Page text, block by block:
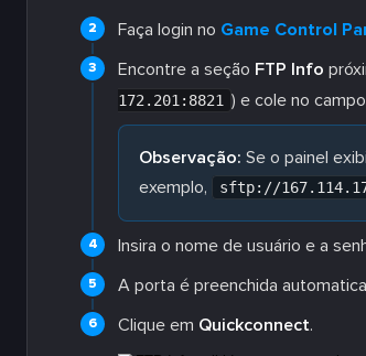
Faça login no Game Control
Encontre a seção FTP Info
172.201:8821 ) e cole no campo
Observação: Se o painel
exemplo,
sftp://
Insira o nome de usuário e a
A porta é preenchida
Clique em Quickconnect.